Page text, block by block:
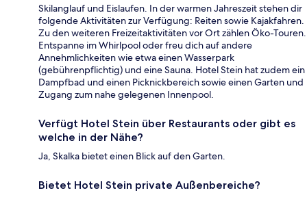
Skilanglauf und Eislaufen. In der warmen Jahreszeit stehen dir
folgende Aktivitäten zur Verfügung: Reiten sowie Kajakfahren.
Zu den weiteren Freizeitaktivitäten vor Ort zählen Öko-Touren.
Entspanne im Whirlpool oder freu dich auf andere
Annehmlichkeiten wie etwa einen Wasserpark
(gebührenpflichtig) und eine Sauna. Hotel Stein hat zudem ein
Dampfbad und einen Picknickbereich sowie einen Garten und
Zugang zum nahe gelegenen Innenpool.
Verfügt Hotel Stein über Restaurants oder gibt es
welche in der Nähe?
Ja, Skalka bietet einen Blick auf den Garten.
Bietet Hotel Stein private Außenbereiche?